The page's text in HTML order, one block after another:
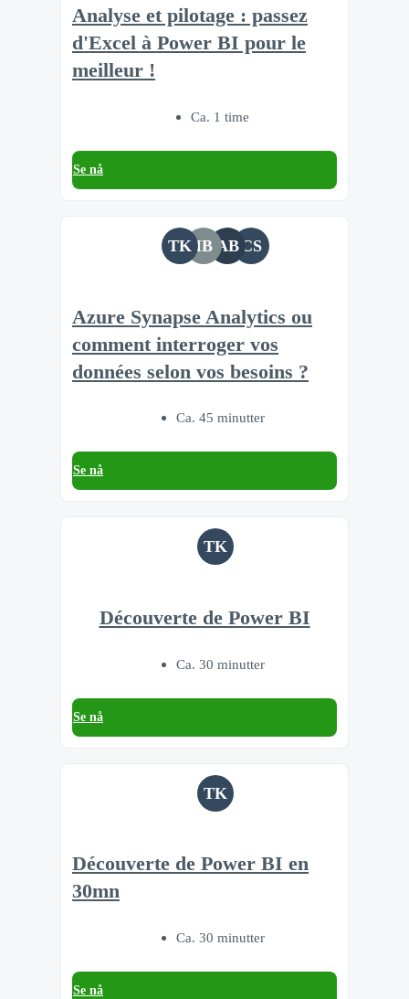
Analyse et pilotage : passez
d'Excel à Power BI pour le
meilleur !
Ca. 1 time
Se nå
TK IB AB CS
Azure Synapse Analytics ou
comment interroger vos
données selon vos besoins ?
Ca. 45 minutter
Se nå
TK
Découverte de Power BI
Ca. 30 minutter
Se nå
TK
Découverte de Power BI en
30mn
Ca. 30 minutter
Se nå